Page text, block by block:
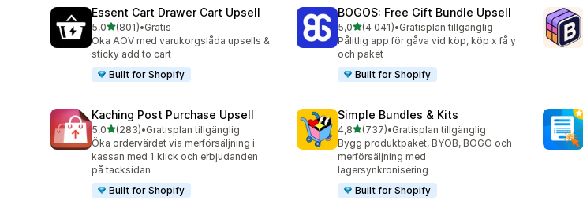
Essent Cart Drawer Cart Upsell
5,0av 5 stjärnor
(801)
801 recensioner totalt
•Gratis
Öka AOV med varukorgslåda upsells &
sticky add to cart
Built for Shopify
BOGOS: Free Gift Bundle Upsell
5,0av 5 stjärnor
(4 041)
4041 recensioner totalt
•Gratisplan tillgänglig
Pålitlig app för gåva vid köp, köp x få y
och paket
Built for Shopify
Kaching Post Purchase Upsell
5,0av 5 stjärnor
(283)
283 recensioner totalt
•Gratisplan tillgänglig
Öka ordervärdet via merförsäljning i
kassan med 1 klick och erbjudanden
på tacksidan
Built for Shopify
Simple Bundles & Kits
4,8av 5 stjärnor
(737)
737 recensioner totalt
•Gratisplan tillgänglig
Bygg produktpaket, BYOB, BOGO och
merförsäljning med
lagersynkronisering
Built for Shopify